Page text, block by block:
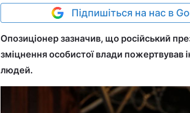
Підпишіться на нас в
Опозиціонер зазначив, що російський
зміцнення особистої влади пожертвував
людей.